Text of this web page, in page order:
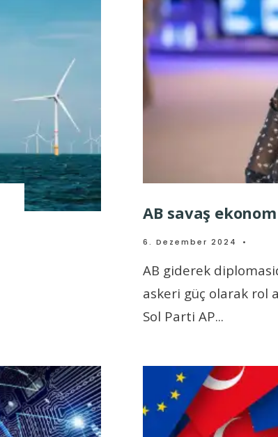
AB savaş
6. Dezember 2024 •
AB giderek
askeri güç olarak rol
Sol Parti AP...